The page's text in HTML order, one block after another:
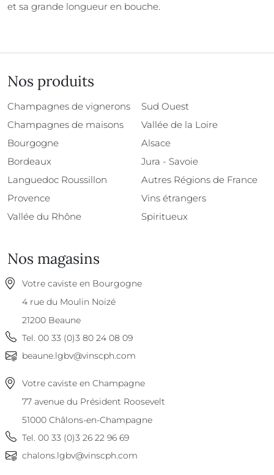
et sa grande longueur en bouche.
Nos produits
Champagnes de vignerons
Champagnes de maisons
Bourgogne
Bordeaux
Languedoc Roussillon
Provence
Vallée du Rhône
Sud Ouest
Vallée de la Loire
Alsace
Jura - Savoie
Autres Régions de France
Vins étrangers
Spiritueux
Nos magasins
Votre caviste en Bourgogne
4 rue du Moulin Noizé
21200 Beaune
Tel. 00 33 (0)3 80 24 08 09
beaune.lgbv@vinscph.com
Votre caviste en Champagne
77 avenue du Président Roosevelt
51000 Châlons-en-Champagne
Tel. 00 33 (0)3 26 22 96 69
chalons.lgbv@vinscph.com